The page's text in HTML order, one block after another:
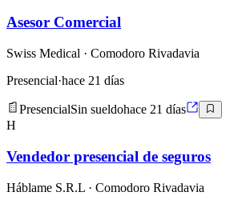
Asesor Comercial
Swiss Medical · Comodoro Rivadavia
Presencial·hace 21 días
PresencialSin sueldohace 21 días
H
Vendedor presencial de seguros
Háblame S.R.L · Comodoro Rivadavia